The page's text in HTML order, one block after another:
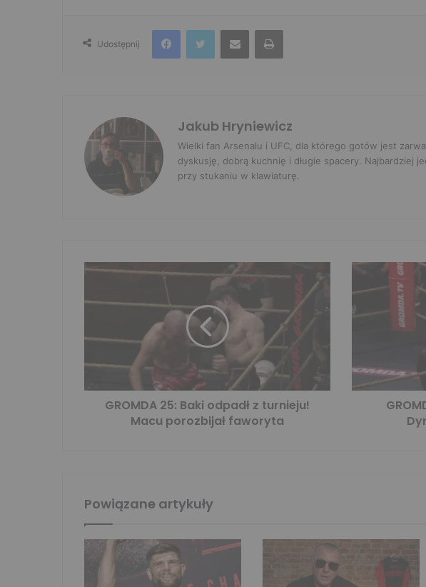
Udostępnij
FacebookTwitter Udostępnij przez e-mail Drukuj
Jakub Hryniewicz
Wielki fan Arsenalu i UFC, dla którego gotów jest
dyskusję, dobrą kuchnię i długie spacery. Najbardziej
przy stukaniu w klawiaturę.
GROMDA 25: Baki odpadł z turnieju!
Macu porozbijał faworyta
Powiązane artykuły